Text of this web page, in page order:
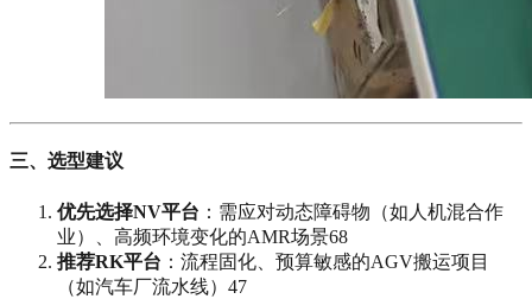
三、选型建议
优先选择NV平台 ‌：需应对动态障碍物（如人机混合作
业）、高频环境变化的AMR场景68
推荐RK平台 ‌：流程固化、预算敏感的AGV搬运项目
（如汽车厂流水线）47